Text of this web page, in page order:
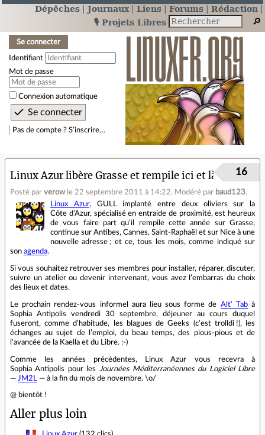
Dépêches Journaux Liens Forums
Rédaction
🎙️ Projets Libres
Se connecter
Identifiant
Mot de passe
Connexion automatique
Pas de compte ? S’inscrire…
Linux Azur libère Grasse et rempile ici et là
Posté par verow le 22 septembre 2011 à 14:22. Modéré par baud123.
16
Linux Azur, GULL implanté entre deux oliviers sur la
Côte d’Azur, spécialisé en entraide de proximité, est heureux
de vous faire part qu’il rempile cette année sur Grasse,
continue sur Antibes, Cannes, Saint‐Raphaël et sur Nice à une
nouvelle adresse ; et ce, tous les mois, comme indiqué sur
son agenda.
Si vous souhaitez retrouver ses membres pour installer, réparer, discuter,
suivre un atelier ou devenir intervenant, vous avez l’embarras du choix
des lieux et dates.
Le prochain rendez‐vous informel aura lieu sous forme de Alt' Tabà
Sophia Antipolis vendredi 30 septembre, déjeuner au cours duquel
fuseront, comme d’habitude, les blagues de Geeks (c’est trolldi !), les
échanges au sujet de l’emploi, du beau temps, des pious‐pious et de
l’avancée de la Kaella et du Libre. :-)
Comme les années précédentes, Linux Azur vous recevra à
Sophia Antipolis pour les
Journées Méditerranéennes du Logiciel Libre
— JM2L — à la fin du mois de novembre. \o/
@ bientôt !
Aller plus loin